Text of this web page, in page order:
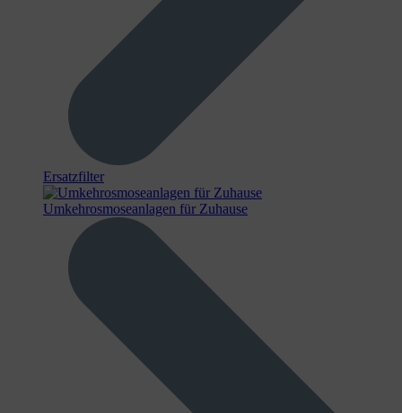
Ersatzfilter
Umkehrosmoseanlagen für Zuhause